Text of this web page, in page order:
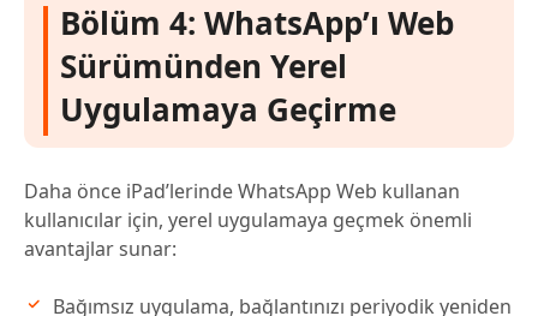
Bölüm 4: WhatsApp’ı Web
Sürümünden Yerel
Uygulamaya Geçirme
Daha önce iPad’lerinde WhatsApp Web kullanan
kullanıcılar için, yerel uygulamaya geçmek önemli
avantajlar sunar:
Bağımsız uygulama, bağlantınızı periyodik yeniden